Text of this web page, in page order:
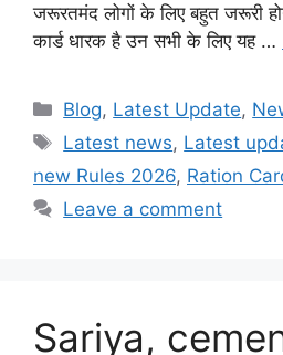
जरूरतमंद लोगों के लिए बहुत जरूरी
कार्ड धारक है उन सभी के लिए यह …
Categories
Blog, Latest Update,
Tags
Latest news, Latest
new Rules 2026, Ration
Leave a comment
Sariya,